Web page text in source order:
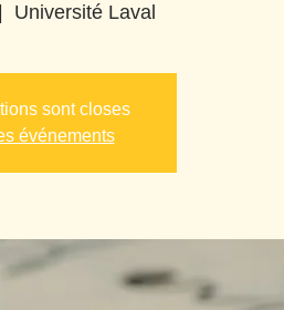
Université Laval
sont closes
événements